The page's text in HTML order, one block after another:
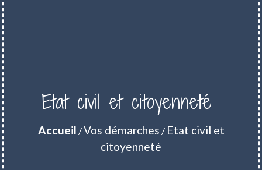
Etat civil et citoyenneté
Accueil /Vos démarches / Etat civil et
citoyenneté